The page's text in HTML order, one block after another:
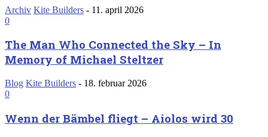
Archiv Kite Builders - 11. april 2026
0
The Man Who Connected the Sky – In
Memory of Michael Steltzer
Blog Kite Builders - 18. februar 2026
0
Wenn der Bämbel fliegt – Aiolos wird 30